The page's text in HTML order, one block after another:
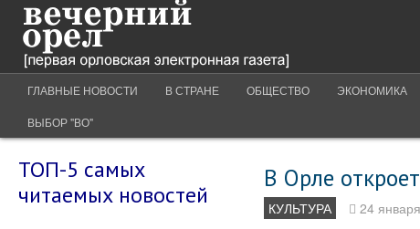
ГЛАВНЫЕ НОВОСТИ В СТРАНЕ ОБЩЕСТВО ЭКОНОМИКА
ВЫБОР "ВО"
В Орле
КУЛЬТУРА 24
ТОП-5 самых
читаемых новостей